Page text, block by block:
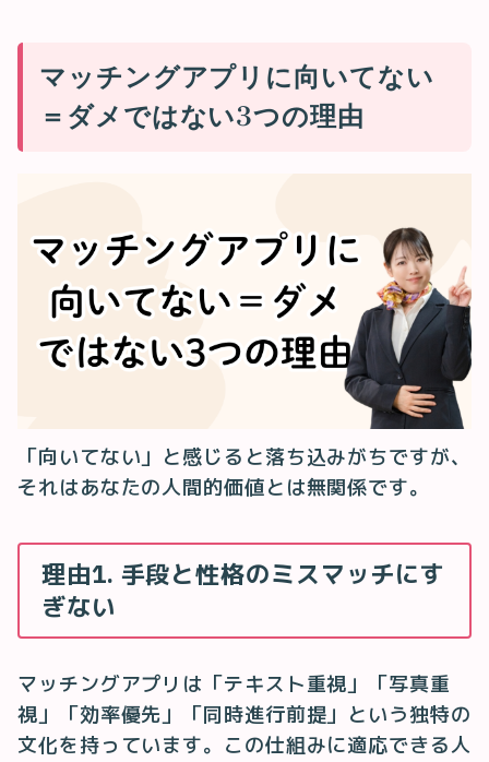
マッチングアプリに向いてない
＝ダメではない3つの理由
「向いてない」と感じると落ち込みがちですが、
それはあなたの人間的価値とは無関係です。
理由1. 手段と性格のミスマッチにす
ぎない
マッチングアプリは「テキスト重視」「写真重
視」「効率優先」「同時進行前提」という独特の
文化を持っています。この仕組みに適応できる人